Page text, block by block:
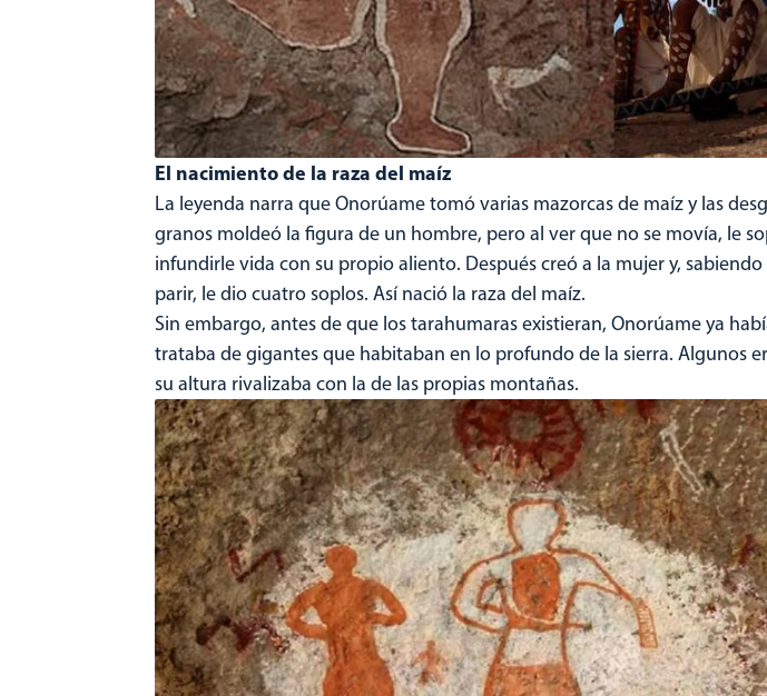
El nacimiento de la raza del maíz
La leyenda narra que Onorúame tomó varias mazorcas de maíz y las
granos moldeó la figura de un hombre, pero al ver que no se movía, le
infundirle vida con su propio aliento. Después creó a la mujer y,
parir, le dio cuatro soplos. Así nació la raza del maíz.
Sin embargo, antes de que los tarahumaras existieran, Onorúame ya
trataba de gigantes que habitaban en lo profundo de la sierra. Algunos
su altura rivalizaba con la de las propias montañas.